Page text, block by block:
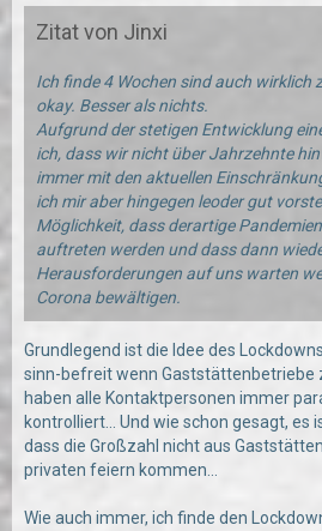
Zitat von Jinxi
Ich finde 4 Wochen sind auch wirklich
okay. Besser als nichts.
Aufgrund der stetigen Entwicklung
ich, dass wir nicht über Jahrzehnte
immer mit den aktuellen
ich mir aber hingegen leoder gut
Möglichkeit, dass derartige
auftreten werden und dass dann
Herausforderungen auf uns warten
Corona bewältigen.
Grundlegend ist die Idee des
sinn-befreit wenn Gaststättenbetriebe
haben alle Kontaktpersonen immer
kontrolliert... Und wie schon gesagt, es
dass die Großzahl nicht aus
privaten feiern kommen...
Wie auch immer, ich finde den